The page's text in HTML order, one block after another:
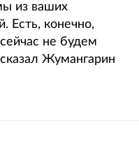
из ваших
Есть, конечно,
не будем
Жумангарин